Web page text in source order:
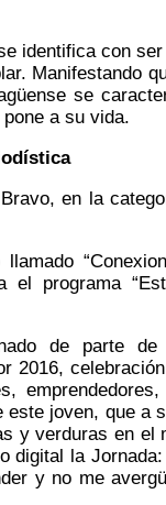
identifica con
Manifestando
se
a su vida.
en la
el programa
de parte de
2016,
joven, que a
y verduras en el
digital la Jornada:
y no me